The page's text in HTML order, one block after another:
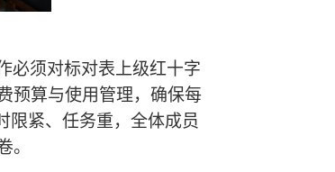
必须对标对表上级红十字
预算与使用管理，确保每
限紧、任务重，全体成员
。